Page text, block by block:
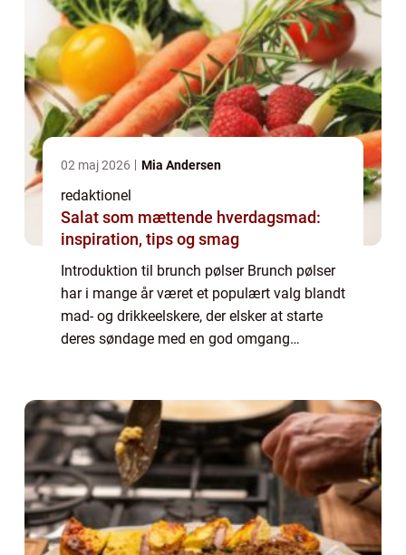
02 maj 2026 Mia Andersen
redaktionel
Salat som mættende hverdagsmad:
inspiration, tips og smag
Introduktion til brunch pølser Brunch pølser
har i mange år været et populært valg blandt
mad- og drikkeelskere, der elsker at starte
deres søndage med en god omgang
mange, ...